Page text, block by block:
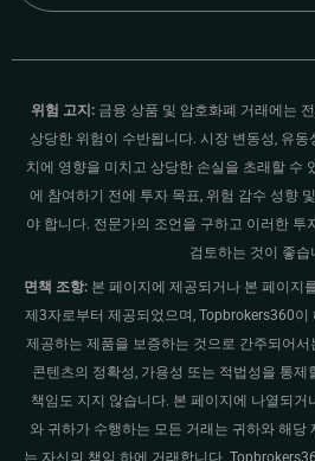
위험 고지: 금융 상품 및 암호화폐 거래에는
상당한 위험이 수반됩니다. 시장 변동성, 유
치에 영향을 미치고 상당한 손실을 초래할 수
에 참여하기 전에 투자 목표, 위험 감수 성향
야 합니다. 전문가의 조언을 구하고 이러한 투
검토하는 것이 좋습
면책 조항: 본 페이지에 제공되거나 본 페이지
제3자로부터 제공되었으며, Topbrokers360
제공하는 제품을 보증하는 것으로 간주되어
콘텐츠의 정확성, 가용성 또는 적법성을 통제
책임도 지지 않습니다. 본 페이지에 나열되
와 귀하가 수행하는 모든 거래는 귀하와 해당
는 자신의 책임 하에 거래합니다.